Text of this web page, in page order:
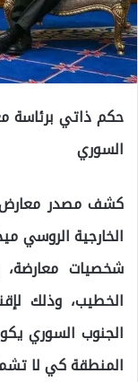
حكم ذاتي برئاسة
السوري
كشف مصدر معارض
شخصيات معارضة،
الخطيب، وذلك
الجنوب السوري
المنطقة كي لا